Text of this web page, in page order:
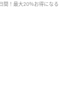
間！最大20％お得になる